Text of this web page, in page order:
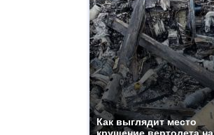
https://gradewatches.to/
Как выглядит место
крушение вертолета на